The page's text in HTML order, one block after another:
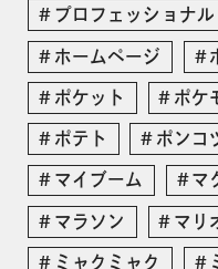
プロフェッショナル
ホームページ
ポケット ポケ
ポテト ポンコ
マイブーム マ
マラソン マリ
ミャクミャク